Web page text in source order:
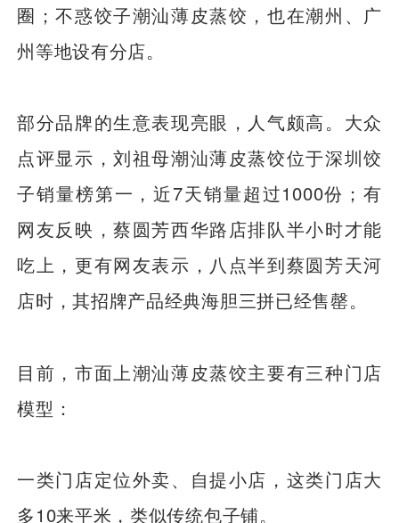
圈；不惑饺子潮汕薄皮蒸饺，也在潮州、广
州等地设有分店。
部分品牌的生意表现亮眼，人气颇高。大众
点评显示，刘祖母潮汕薄皮蒸饺位于深圳饺
子销量榜第一，近7天销量超过1000份；有
网友反映，蔡圆芳西华路店排队半小时才能
吃上，更有网友表示，八点半到蔡圆芳天河
店时，其招牌产品经典海胆三拼已经售罄。
目前，市面上潮汕薄皮蒸饺主要有三种门店
模型：
一类门店定位外卖、自提小店，这类门店大
多10来平米，类似传统包子铺。